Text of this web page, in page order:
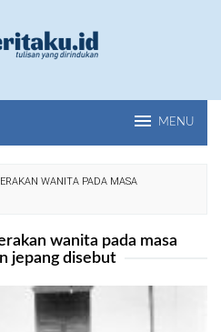
MENU
WANITA PADA MASA
wanita pada masa
jepang disebut